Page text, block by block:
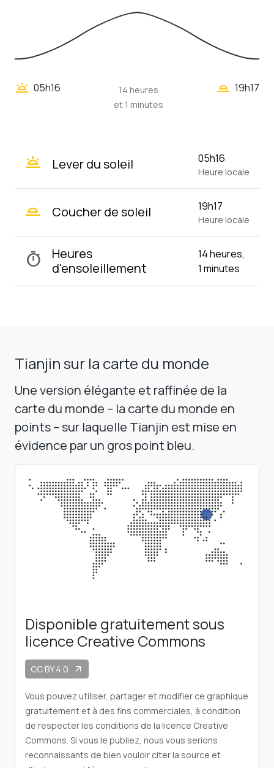
wb_twilight 05h16
14 heures
et 1 minutes
wb_twilight_2 19h17
wb_twilight Lever du soleil 05h16
Heure locale
wb_twilight_2 Coucher de soleil 19h17
Heure locale
timer
Heures
d'ensoleillement
14 heures,
1 minutes
Tianjin sur la carte du monde
Une version élégante et raffinée de la
carte du monde – la carte du monde en
points – sur laquelle Tianjin est mise en
évidence par un gros point bleu.
Disponible gratuitement sous
licence Creative Commons
CC BY 4.0 arrow_outward
Vous pouvez utiliser, partager et modifier ce graphique
gratuitement et à des fins commerciales, à condition
de respecter les conditions de la licence Creative
Commons. Si vous le publiez, nous vous serions
reconnaissants de bien vouloir citer la source et